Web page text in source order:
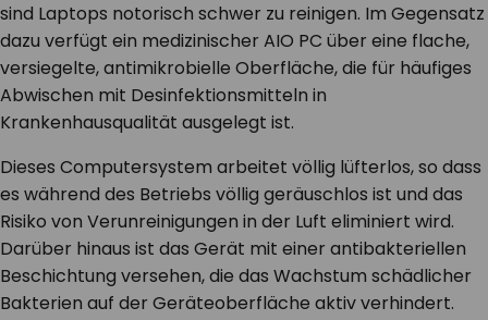
sind Laptops notorisch schwer zu reinigen. Im Gegensatz
dazu verfügt ein medizinischer AIO PC über eine flache,
versiegelte, antimikrobielle Oberfläche, die für häufiges
Abwischen mit Desinfektionsmitteln in
Krankenhausqualität ausgelegt ist.
Dieses Computersystem arbeitet völlig lüfterlos, so dass
es während des Betriebs völlig geräuschlos ist und das
Risiko von Verunreinigungen in der Luft eliminiert wird.
Darüber hinaus ist das Gerät mit einer antibakteriellen
Beschichtung versehen, die das Wachstum schädlicher
Bakterien auf der Geräteoberfläche aktiv verhindert.